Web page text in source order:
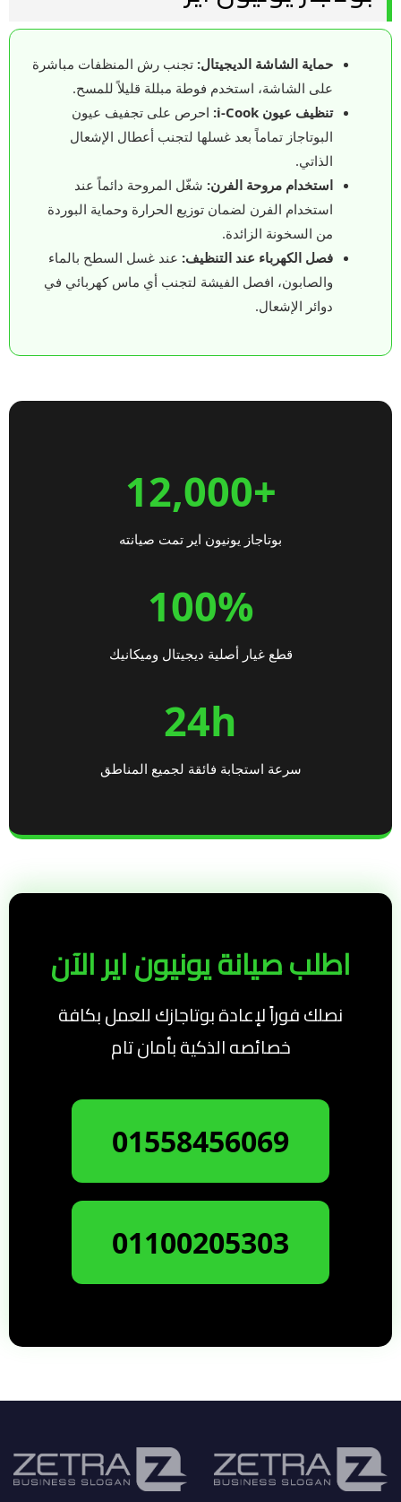
حماية الشاشة الديجيتال: تجنب رش المنظفات مباشرة
على الشاشة، استخدم فوطة مبللة قليلاً للمسح.
تنظيف عيون i-Cook:
احرص على تجفيف عيون
البوتاجاز تماماً بعد غسلها لتجنب أعطال الإشعال
الذاتي.
استخدام مروحة الفرن: شغّل المروحة دائماً عند
استخدام الفرن لضمان توزيع الحرارة وحماية البوردة
من السخونة الزائدة.
فصل الكهرباء عند التنظيف: عند غسل السطح بالماء
والصابون، افصل الفيشة لتجنب أي ماس كهربائي في
دوائر الإشعال.
+12,000
بوتاجاز يونيون اير تمت صيانته
100%
قطع غيار أصلية ديجيتال وميكانيك
24h
سرعة استجابة فائقة لجميع المناطق
اطلب صيانة يونيون اير الآن
نصلك فوراً لإعادة بوتاجازك للعمل بكافة
خصائصه الذكية بأمان تام
01558456069
01100205303